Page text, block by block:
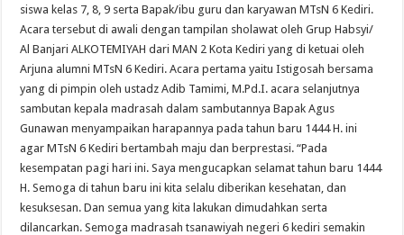
siswa kelas 7, 8, 9 serta Bapak/ibu guru dan karyawan MTsN 6 Kediri.
Acara tersebut di awali dengan tampilan sholawat oleh Grup Habsyi/
Al Banjari ALKOTEMIYAH dari MAN 2 Kota Kediri yang di ketuai oleh
Arjuna alumni MTsN 6 Kediri. Acara pertama yaitu Istigosah bersama
yang di pimpin oleh ustadz Adib Tamimi, M.Pd.I. acara selanjutnya
sambutan kepala madrasah dalam sambutannya Bapak Agus
Gunawan menyampaikan harapannya pada tahun baru 1444 H. ini
agar MTsN 6 Kediri bertambah maju dan berprestasi. “Pada
kesempatan pagi hari ini. Saya mengucapkan selamat tahun baru 1444
H. Semoga di tahun baru ini kita selalu diberikan kesehatan, dan
kesuksesan. Dan semua yang kita lakukan dimudahkan serta
dilancarkan. Semoga madrasah tsanawiyah negeri 6 kediri semakin